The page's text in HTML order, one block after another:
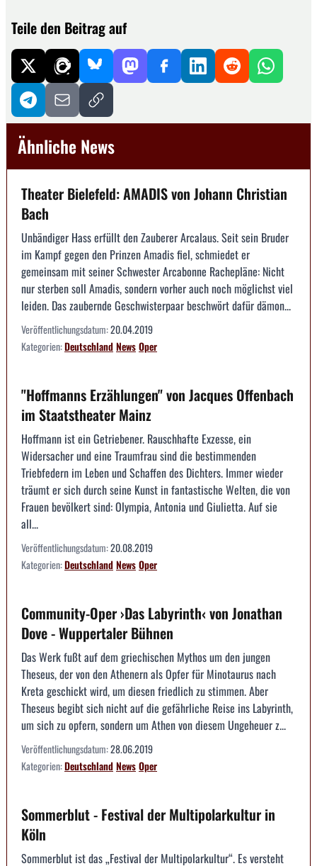
Teile den Beitrag auf
Ähnliche News
Theater Bielefeld: AMADIS von Johann Christian
Bach
Unbändiger Hass erfüllt den Zauberer Arcalaus. Seit sein Bruder
im Kampf gegen den Prinzen Amadis fiel, schmiedet er
gemeinsam mit seiner Schwester Arcabonne Rachepläne: Nicht
nur sterben soll Amadis, sondern vorher auch noch möglichst viel
leiden. Das zaubernde Geschwisterpaar beschwört dafür dämon...
Veröffentlichungsdatum:20.04.2019
Kategorien:DeutschlandNewsOper
"Hoffmanns Erzählungen" von Jacques Offenbach
im Staatstheater Mainz
Hoffmann ist ein Getriebener. Rauschhafte Exzesse, ein
Widersacher und eine Traumfrau sind die bestimmenden
Triebfedern im Leben und Schaffen des Dichters. Immer wieder
träumt er sich durch seine Kunst in fantastische Welten, die von
Frauen bevölkert sind: Olympia, Antonia und Giulietta. Auf sie
all...
Veröffentlichungsdatum:20.08.2019
Kategorien:DeutschlandNewsOper
Community-Oper ›Das Labyrinth‹ von Jonathan
Dove - Wuppertaler Bühnen
Das Werk fußt auf dem griechischen Mythos um den jungen
Theseus, der von den Athenern als Opfer für Minotaurus nach
Kreta geschickt wird, um diesen friedlich zu stimmen. Aber
Theseus begibt sich nicht auf die gefährliche Reise ins Labyrinth,
um sich zu opfern, sondern um Athen von diesem Ungeheuer z...
Veröffentlichungsdatum:28.06.2019
Kategorien:DeutschlandNewsOper
Sommerblut - Festival der Multipolarkultur in
Köln
Sommerblut ist das „Festival der Multipolarkultur“. Es versteht